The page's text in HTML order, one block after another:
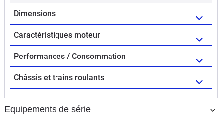
Dimensions
Caractéristiques moteur
Performances / Consommation
Châssis et trains roulants
Equipements de série